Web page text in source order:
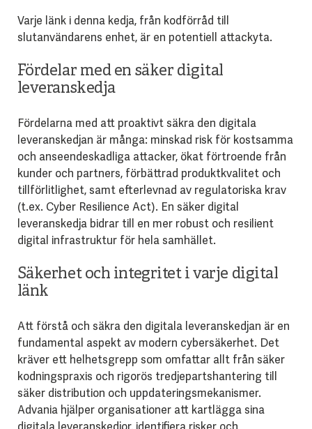
Varje länk i denna kedja, från kodförråd till
slutanvändarens enhet, är en potentiell attackyta.
Fördelar med en säker digital
leveranskedja
Fördelarna med att proaktivt säkra den digitala
leveranskedjan är många: minskad risk för kostsamma
och anseendeskadliga attacker, ökat förtroende från
kunder och partners, förbättrad produktkvalitet och
tillförlitlighet, samt efterlevnad av regulatoriska krav
(t.ex. Cyber Resilience Act). En säker digital
leveranskedja bidrar till en mer robust och resilient
digital infrastruktur för hela samhället.
Säkerhet och integritet i varje digital
länk
Att förstå och säkra den digitala leveranskedjan är en
fundamental aspekt av modern cybersäkerhet. Det
kräver ett helhetsgrepp som omfattar allt från säker
kodningspraxis och rigorös tredjepartshantering till
säker distribution och uppdateringsmekanismer.
Advania hjälper organisationer att kartlägga sina